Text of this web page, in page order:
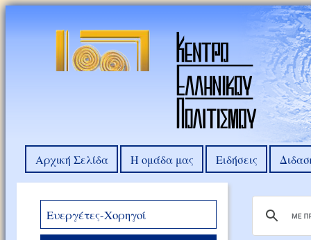
Αρχική Σελίδα Η ομάδα μας Ειδήσεις
Ευεργέτες-Χορηγοί